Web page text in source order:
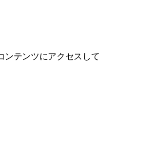
ンテンツにアクセスして